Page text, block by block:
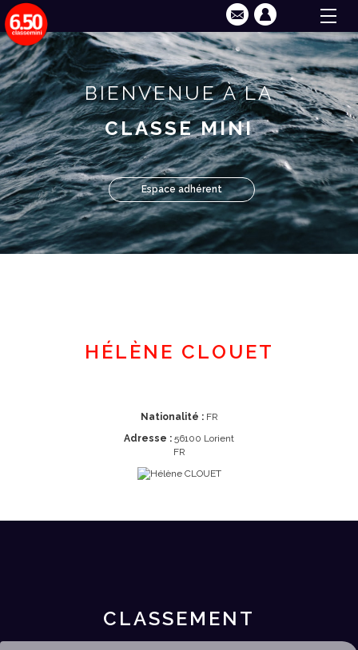
BIENVENUE À LA
CLASSE MINI
Espace adhérent
HÉLÈNE CLOUET
Nationalité :FR
Adresse : 56100 Lorient
FR
CLASSEMENT